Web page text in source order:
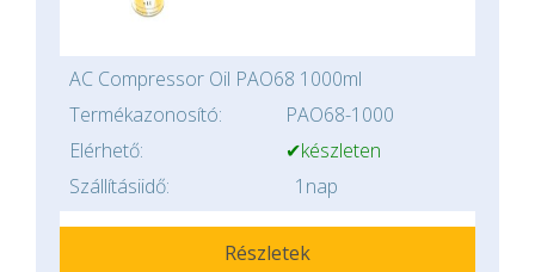
AC Compressor Oil PAO68 1000ml
Termékazonosító:
PAO68-1000
Elérhető:
✔készleten
Szállításiidő:
1nap
Részletek